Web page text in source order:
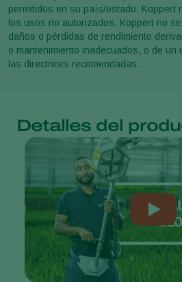
permitidos en su país/estado. Koppert
los usos no autorizados. Koppert no
daños o pérdidas de rendimiento
o mantenimiento inadecuados, o de un
las directrices recomendadas.
Detalles del